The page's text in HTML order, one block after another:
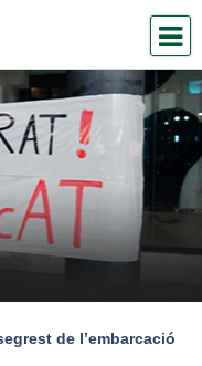
de l’embarcació